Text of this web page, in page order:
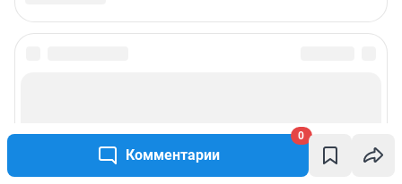
Комментарии
0